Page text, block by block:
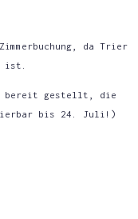
da Trier
ist.
bereit gestellt, die
bis 24. Juli!)